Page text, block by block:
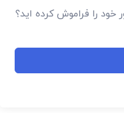
خود را فراموش کرده اید؟